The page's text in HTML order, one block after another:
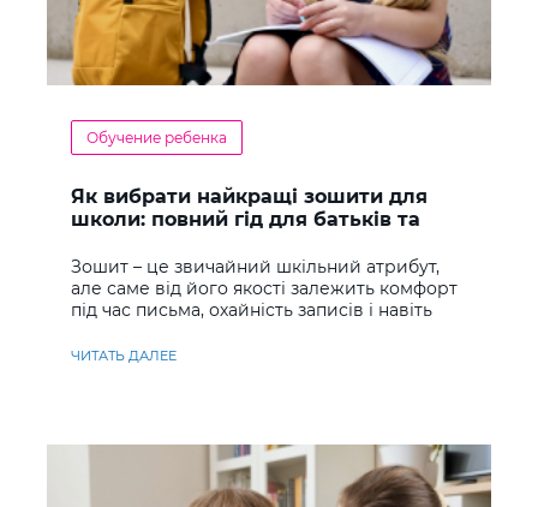
Обучение ребенка
Як вибрати найкращі зошити для
школи: повний гід для батьків та
Зошит – це звичайний шкільний атрибут,
але саме від його якості залежить комфорт
під час письма, охайність записів і навіть
ЧИТАТЬ ДАЛЕЕ